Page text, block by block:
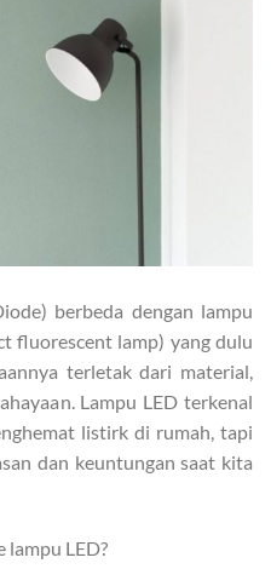
berbeda dengan lampu
fluorescent lamp) yang dulu
terletak dari material,
Lampu LED terkenal
listirk di rumah, tapi
dan keuntungan saat kita
lampu LED?